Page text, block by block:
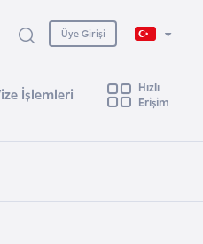
Üye Girişi
İşlemleri
Hızlı
Erişim